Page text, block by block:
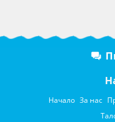
Начало За нас